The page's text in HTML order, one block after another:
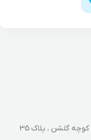
گلشن ، پلاک 35